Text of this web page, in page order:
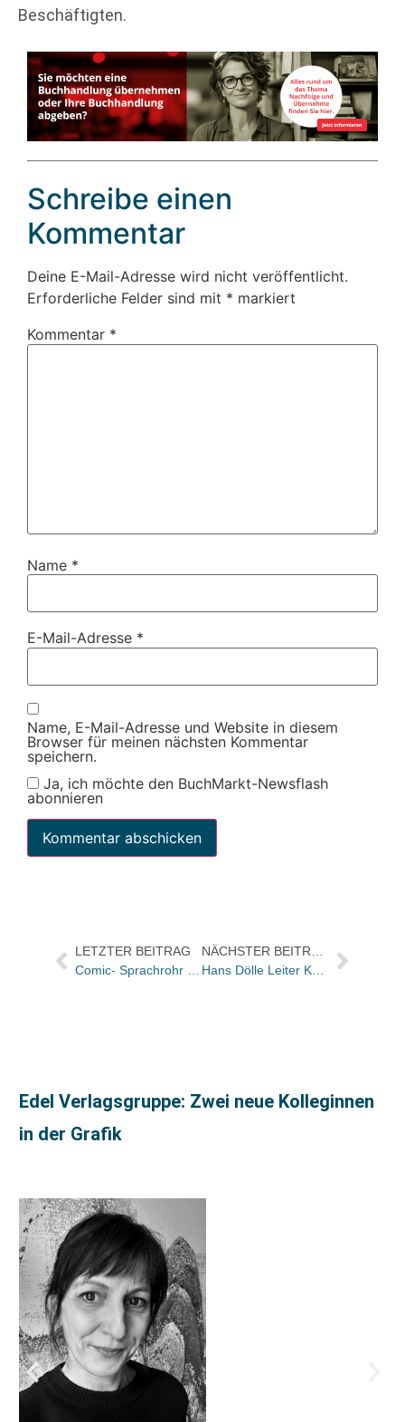
Beschäftigten.
Schreibe einen
Kommentar
Deine E-Mail-Adresse wird nicht veröffentlicht.
Erforderliche Felder sind mit * markiert
Kommentar *
Name *
E-Mail-Adresse *
Name, E-Mail-Adresse und Website in diesem
Browser für meinen nächsten Kommentar
speichern.
Ja, ich möchte den BuchMarkt-Newsflash
abonnieren
LETZTER BEITRAG
Edel Verlagsgruppe: Zwei neue Kolleginnen
in der Grafik